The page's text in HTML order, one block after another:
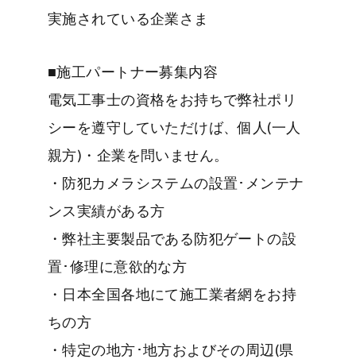
実施されている企業さま
■施工パートナー募集内容
電気工事士の資格をお持ちで弊社ポリ
シーを遵守していただけば、個人(一人
親方)・企業を問いません。
・防犯カメラシステムの設置･メンテナ
ンス実績がある方
・弊社主要製品である防犯ゲートの設
置･修理に意欲的な方
・日本全国各地にて施工業者網をお持
ちの方
・特定の地方･地方およびその周辺(県